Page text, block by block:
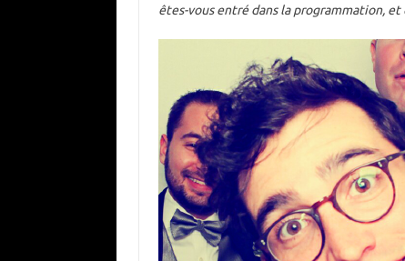
êtes-vous entré dans la programmation,